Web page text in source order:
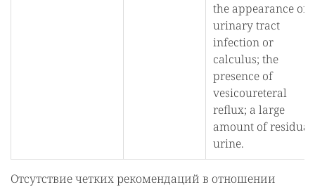
the appearance of
urinary tract
infection or
calculus; the
presence of
vesicoureteral
reflux; a large
amount of residual
urine.
Отсутствие четких рекомендаций в отношении